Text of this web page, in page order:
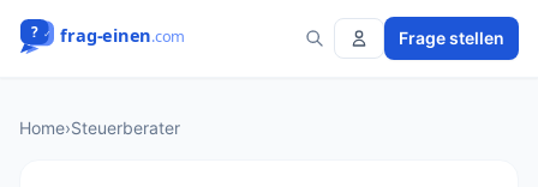
Frage stellen
Home›Steuerberater